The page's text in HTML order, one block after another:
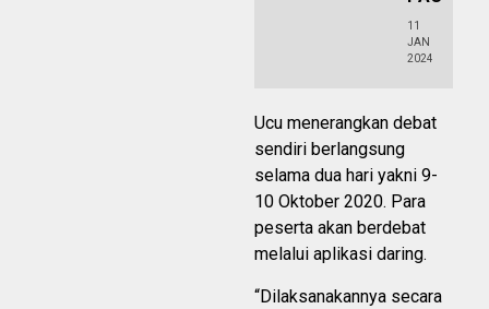
11
JAN
2024
Ucu menerangkan debat
sendiri berlangsung
selama dua hari yakni 9-
10 Oktober 2020. Para
peserta akan berdebat
melalui aplikasi daring.
“Dilaksanakannya secara